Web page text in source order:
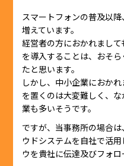
スマートフォンの普及以
増えています。
経営者の方におかれまし
を導入することは、おそ
たと思います。
しかし、中小企業におか
を置くのは大変難しく、
業も多いそうです。
ですが、当事務所の場合
ウドシステムを自社で活
ウを貴社に伝達及びフォロ